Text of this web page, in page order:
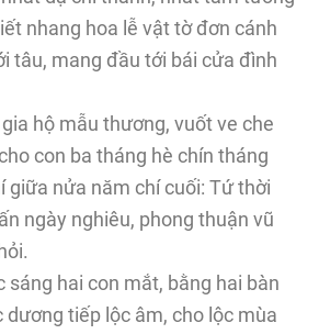
nhang hoa lễ vật tờ đơn cánh
tâu, mang đầu tới bái cửa đình
hộ mẫu thương, vuốt ve che
con ba tháng hè chín tháng
giữa nửa năm chí cuối: Tứ thời
ngày nghiêu, phong thuận vũ
sáng hai con mắt, bằng hai bàn
dương tiếp lộc âm, cho lộc mùa